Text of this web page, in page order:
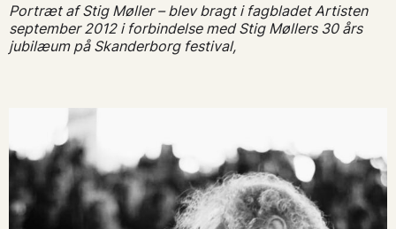
Portræt af Stig Møller – blev bragt i fagbladet Artisten
september 2012 i forbindelse med Stig Møllers 30 års
jubilæum på Skanderborg festival,